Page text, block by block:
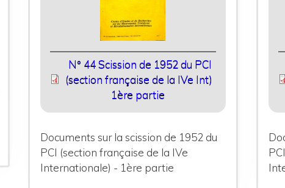
N° 44 Scission de 1952 du PCI
(section française de la IVe Int)
1ère partie
Documents sur la scission de 1952 du
PCI (section française de la IVe
Internationale) - 1ère partie